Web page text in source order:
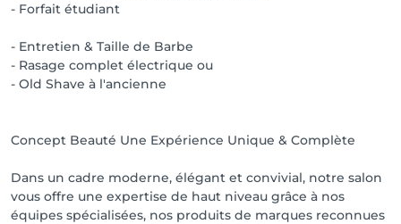
- Forfait étudiant
- Entretien & Taille de Barbe
- Rasage complet électrique ou
- Old Shave à l'ancienne
Concept Beauté Une Expérience Unique & Complète
Dans un cadre moderne, élégant et convivial, notre salon
vous offre une expertise de haut niveau grâce à nos
équipes spécialisées, nos produits de marques reconnues